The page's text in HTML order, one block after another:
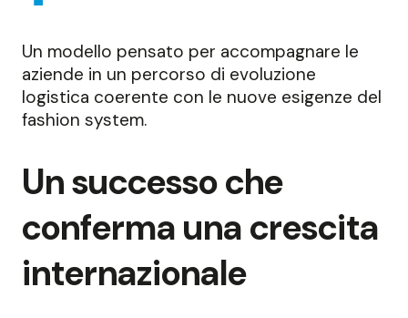
Un modello pensato per accompagnare le
aziende in un percorso di evoluzione
logistica coerente con le nuove esigenze del
fashion system.
Un successo che
conferma una crescita
internazionale